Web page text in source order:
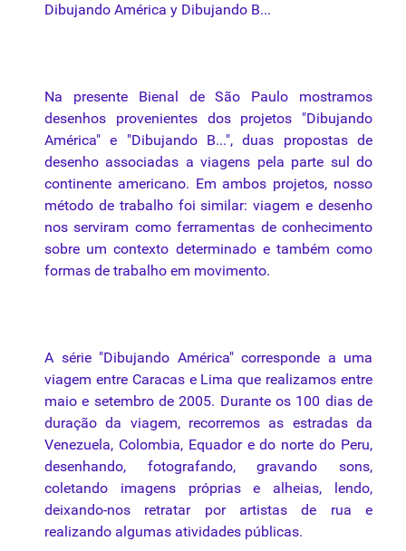
Dibujando América y Dibujando B...
Na presente Bienal de São Paulo mostramos
desenhos provenientes dos projetos "Dibujando
América" e "Dibujando B...", duas propostas de
desenho associadas a viagens pela parte sul do
continente americano. Em ambos projetos, nosso
método de trabalho foi similar: viagem e desenho
nos serviram como ferramentas de conhecimento
sobre um contexto determinado e também como
formas de trabalho em movimento.
A série "Dibujando América" corresponde a uma
viagem entre Caracas e Lima que realizamos entre
maio e setembro de 2005. Durante os 100 dias de
duração da viagem, recorremos as estradas da
Venezuela, Colombia, Equador e do norte do Peru,
desenhando, fotografando, gravando sons,
coletando imagens próprias e alheias, lendo,
deixando-nos retratar por artistas de rua e
realizando algumas atividades públicas.